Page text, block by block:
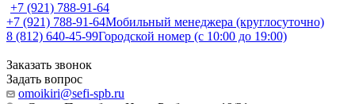
+7 (921) 788-91-64
+7 (921) 788-91-64Мобильный менеджера (круглосуточно)
8 (812) 640-45-99Городской номер (с 10:00 до 19:00)
Заказать звонок
Задать вопрос
omoikiri@sefi-spb.ru